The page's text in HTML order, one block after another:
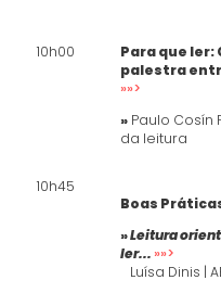
10h00
Para que
palestra
»»>
» Paulo Cosín
da leitura
10h45
Boas
»Leitura
ler... »»>
Luísa Dinis |